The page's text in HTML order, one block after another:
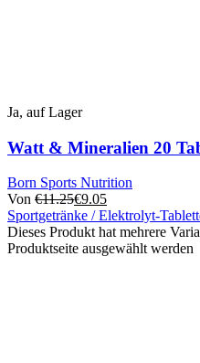
Ja, auf Lager
Watt & Mineralien 20
Born Sports Nutrition
Von €11.25€9.05
Sportgetränke / Elektrolyt-
Dieses Produkt hat mehrere
Produktseite ausgewählt werden